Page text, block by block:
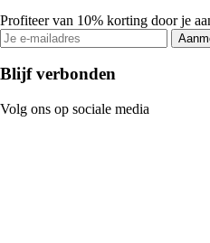
Profiteer van 10% korting door je
Blijf verbonden
Volg ons op sociale media